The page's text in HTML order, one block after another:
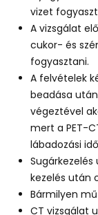
vizet
A vizsgálat
cukor- és
fogyasztani.
A felvételek
beadása
végeztével
mert a PET-
lábadozási
kezelés után
Bármilyen
CT vizsgálat